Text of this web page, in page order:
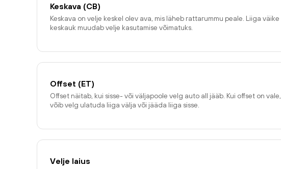
Keskava (CB)
Keskava on velje keskel olev ava, mis läheb rattarummu peale. Liiga väike
keskauk muudab velje kasutamise võimatuks.
Offset (ET)
Offset näitab, kui sisse- või väljapoole velg auto all jääb. Kui offset on vale,
võib velg ulatuda liiga välja või jääda liiga sisse.
Velje laius